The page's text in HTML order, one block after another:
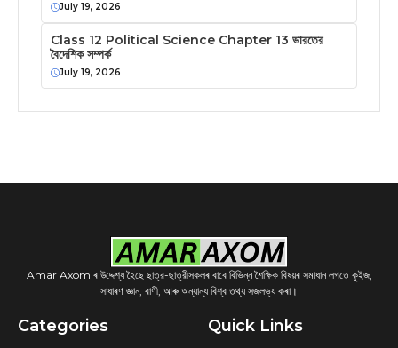
July 19, 2026
Class 12 Political Science Chapter 13 ভারতের
বৈদেশিক সম্পর্ক
July 19, 2026
Amar Axom ৰ উদ্দেশ্য হৈছে ছাত্র-ছাত্রীসকলৰ বাবে বিভিন্ন শৈক্ষিক বিষয়ৰ সমাধান লগতে কুইজ,
সাধাৰণ জ্ঞান, বাণী, আৰু অন্যান্য বিশ্ব তথ্য সজলভ্য কৰা।
Categories Quick Links